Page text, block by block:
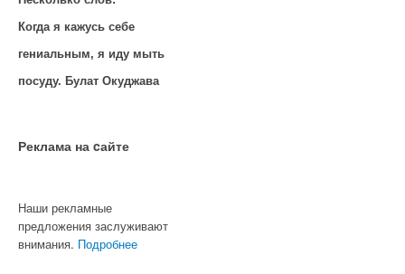
Когда я кажусь себе
гениальным, я иду мыть
посуду. Булат Окуджава
Реклама на cайте
Наши рекламные
предложения заслуживают
внимания. Подробнее